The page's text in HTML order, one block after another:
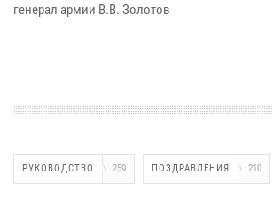
генерал армии В.В. Золотов
РУКОВОДСТВО 259 ПОЗДРАВЛЕНИЯ 210